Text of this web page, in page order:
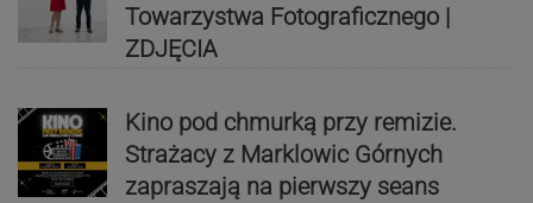
Towarzystwa Fotograficznego |
ZDJĘCIA
Kino pod chmurką przy remizie.
Strażacy z Marklowic Górnych
zapraszają na pierwszy seans